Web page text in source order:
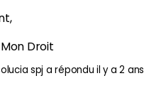
Mon Droit
spj a réponduil y a 2 ans